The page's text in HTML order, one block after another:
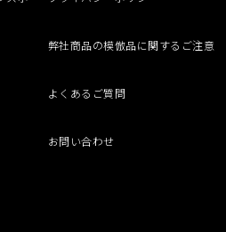
弊社商品の模倣品に関するご注意
よくあるご質問
お問い合わせ